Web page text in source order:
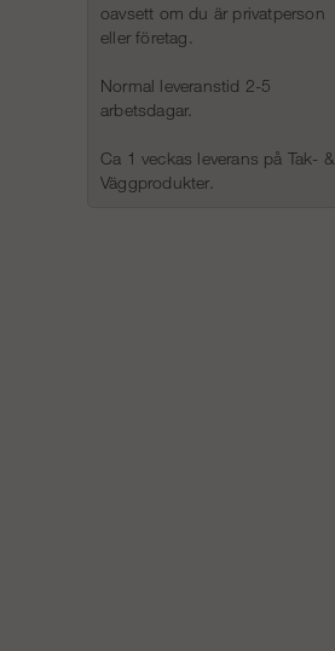
oavsett om du är privatperson
eller företag.
Normal leveranstid 2-5
arbetsdagar.
Ca 1 veckas leverans på Tak- &
Väggprodukter.